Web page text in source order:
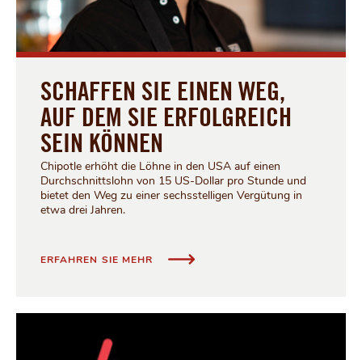
SCHAFFEN SIE EINEN WEG,
AUF DEM SIE ERFOLGREICH
SEIN KÖNNEN
Chipotle erhöht die Löhne in den USA auf einen
Durchschnittslohn von 15 US-Dollar pro Stunde und
bietet den Weg zu einer sechsstelligen Vergütung in
etwa drei Jahren.
ERFAHREN SIE MEHR SCHAFFEN SIE EINEN WEG, AUF